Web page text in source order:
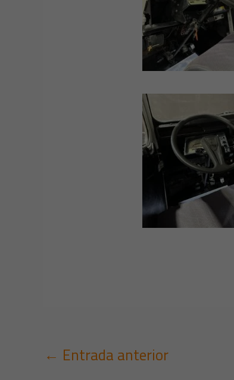
← Entrada anterior